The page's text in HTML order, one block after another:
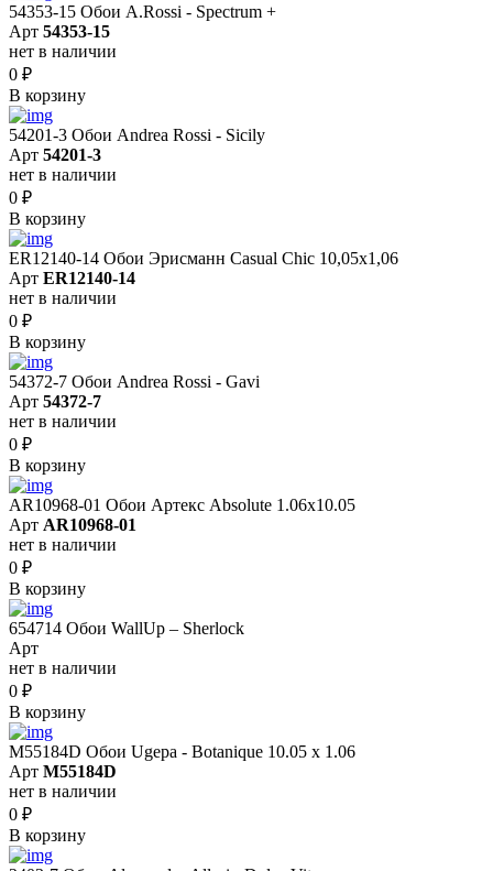
54353-15 Обои A.Rossi - Spectrum +
Арт 54353-15
нет в наличии
0 ₽
В корзину
54201-3 Обои Andrea Rossi - Sicily
Арт 54201-3
нет в наличии
0 ₽
В корзину
ER12140-14 Обои Эрисманн Casual Chic 10,05x1,06
Арт ER12140-14
нет в наличии
0 ₽
В корзину
54372-7 Обои Andrea Rossi - Gavi
Арт 54372-7
нет в наличии
0 ₽
В корзину
AR10968-01 Обои Артекс Absolute 1.06x10.05
Арт AR10968-01
нет в наличии
0 ₽
В корзину
654714 Обои WallUp – Sherlock
Арт
нет в наличии
0 ₽
В корзину
M55184D Обои Ugepa - Botanique 10.05 х 1.06
Арт M55184D
нет в наличии
0 ₽
В корзину